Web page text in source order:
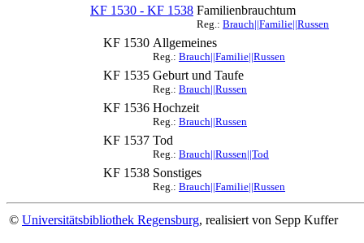
KF 1530 - KF 1538 Familienbrauchtum
Reg.: Brauch||Familie||Russen
KF 1530 Allgemeines
Reg.: Brauch||Familie||Russen
KF 1535 Geburt und Taufe
Reg.: Brauch||Russen
KF 1536 Hochzeit
Reg.: Brauch||Russen
KF 1537 Tod
Reg.: Brauch||Russen||Tod
KF 1538 Sonstiges
Reg.: Brauch||Familie||Russen
© Universitätsbibliothek Regensburg, realisiert von Sepp Kuffer